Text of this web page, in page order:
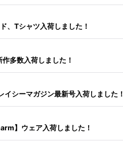
、Tシャツ入荷しました！
多数入荷しました！
イシーマガジン最新号入荷しました！
】ウェア入荷しました！